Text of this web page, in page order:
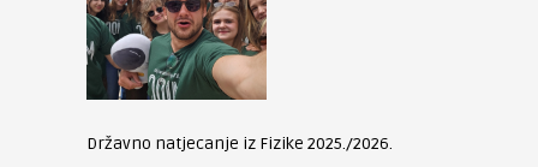
Državno natjecanje iz Fizike 2025./2026.